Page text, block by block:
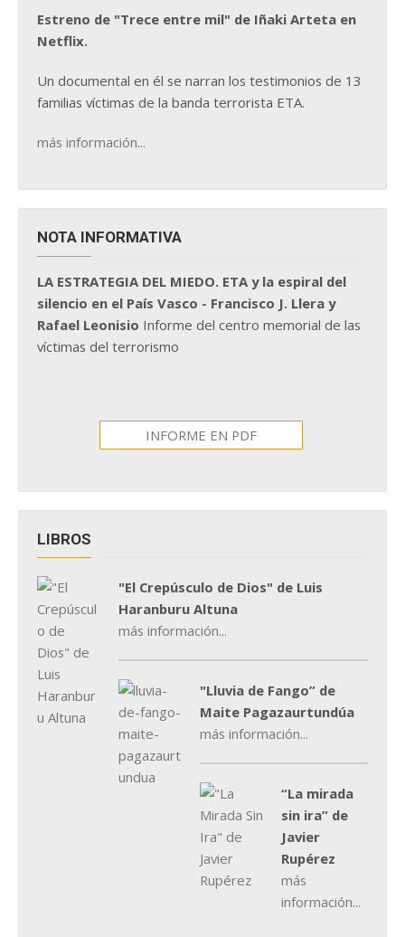
Estreno de "Trece entre mil" de Iñaki Arteta en
Netflix.
Un documental en él se narran los testimonios de 13
familias víctimas de la banda terrorista ETA.
más información...
NOTA INFORMATIVA
LA ESTRATEGIA DEL MIEDO. ETA y la espiral del
silencio en el País Vasco - Francisco J. Llera y
Rafael Leonisio Informe del centro memorial de las
víctimas del terrorismo
INFORME EN PDF
LIBROS
"El Crepúsculo de Dios" de Luis
Haranburu Altuna
más información...
"Lluvia de Fango” de
Maite Pagazaurtundúa
más información...
“La mirada
sin ira” de
Javier
Rupérez
más
información...